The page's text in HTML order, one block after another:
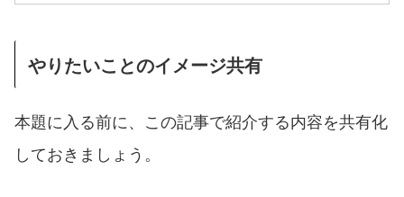
やりたいことのイメージ共有
本題に入る前に、この記事で紹介する内容を共有化
しておきましょう。